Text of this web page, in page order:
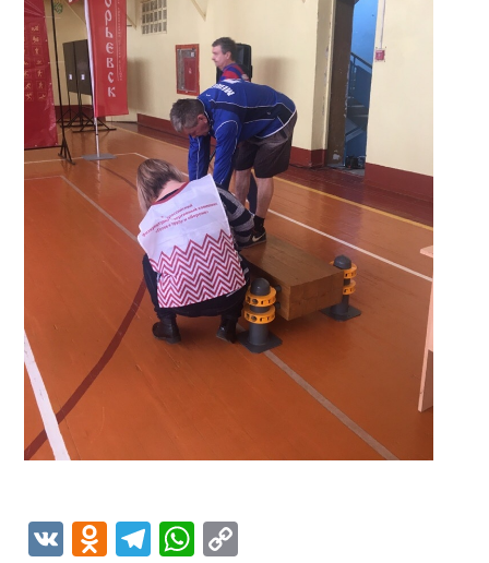
V O T W